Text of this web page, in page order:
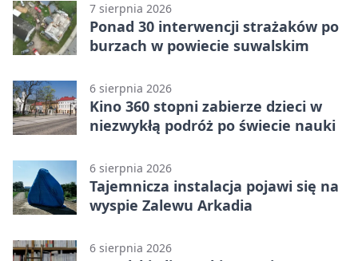
7 sierpnia 2026
Ponad 30 interwencji strażaków po
burzach w powiecie suwalskim
6 sierpnia 2026
Kino 360 stopni zabierze dzieci w
niezwykłą podróż po świecie nauki
6 sierpnia 2026
Tajemnicza instalacja pojawi się na
wyspie Zalewu Arkadia
6 sierpnia 2026